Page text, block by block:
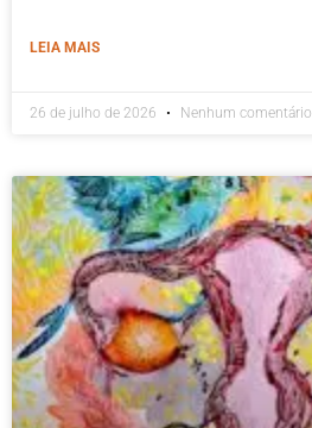
LEIA MAIS
26 de julho de 2026 Nenhum comentário